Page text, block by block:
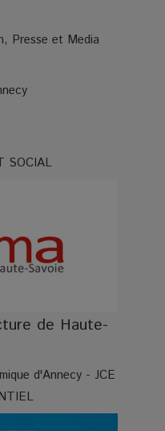
Presse et Media
SOCIAL
de Haute-
d'Annecy - JCE